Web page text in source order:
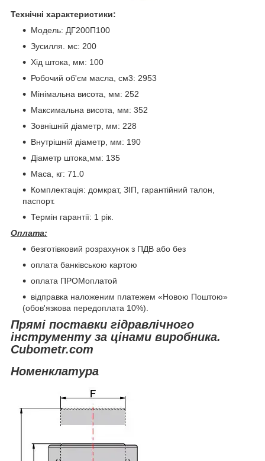
Технічні характеристики:
Модель: ДГ200П100
Зусилля. мс: 200
Хід штока, мм: 100
Робочий об'єм масла, см3: 2953
Мінімальна висота, мм: 252
Максимальна висота, мм: 352
Зовнішній діаметр, мм: 228
Внутрішній діаметр, мм: 190
Діаметр штока,мм: 135
Маса, кг: 71.0
Комплектація: домкрат, ЗІП, гарантійний талон,
паспорт.
Термін гарантії: 1 рік.
Оплата:
безготівковий розрахунок з ПДВ або без
оплата банківською картою
оплата ПРОМоплатой
відправка наложеним платежем «Новою Поштою»
(обов'язкова передоплата 10%).
Прямі поставки гідравлічного
інструменту за цінами виробника.
Cubometr.com
Номенклатура